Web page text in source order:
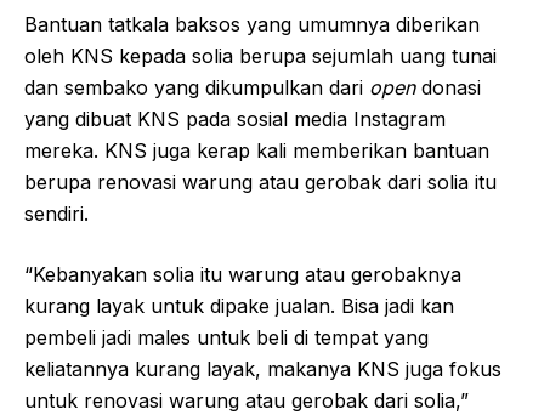
Bantuan tatkala baksos yang umumnya diberikan
oleh KNS kepada solia berupa sejumlah uang tunai
dan sembako yang dikumpulkan dari open donasi
yang dibuat KNS pada sosial media Instagram
mereka. KNS juga kerap kali memberikan bantuan
berupa renovasi warung atau gerobak dari solia itu
sendiri.
“Kebanyakan solia itu warung atau gerobaknya
kurang layak untuk dipake jualan. Bisa jadi kan
pembeli jadi males untuk beli di tempat yang
keliatannya kurang layak, makanya KNS juga fokus
untuk renovasi warung atau gerobak dari solia,”